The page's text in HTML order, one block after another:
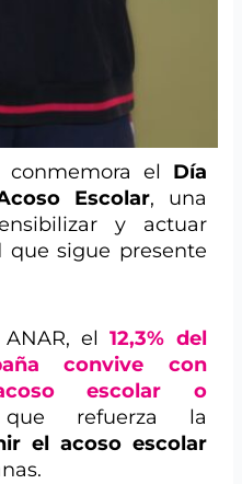
el Día
Escolar, una
y actuar
sigue presente
el 12,3% del
convive con
escolar o
refuerza la
el acoso escolar